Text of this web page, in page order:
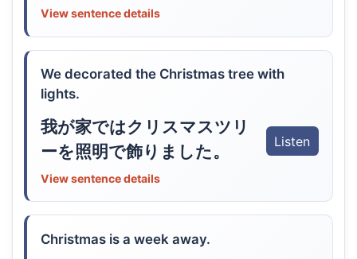
View sentence details
We decorated the Christmas tree with
lights.
我が家ではクリスマスツリ
ーを照明で飾りました。
Listen
View sentence details
Christmas is a week away.